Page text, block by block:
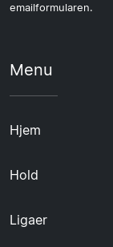
emailformularen.
Menu
Hjem
Hold
Ligaer